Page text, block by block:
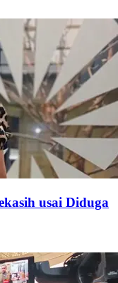
usai Diduga